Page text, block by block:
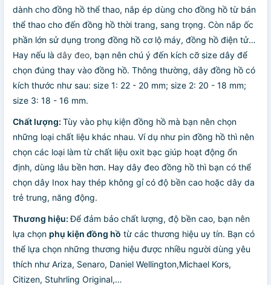
dành cho đồng hồ thể thao, nắp ép dùng cho đồng hồ từ bán
thể thao cho đến đồng hồ thời trang, sang trọng. Còn nắp ốc
phần lớn sử dụng trong đồng hồ cơ lộ máy, đồng hồ điện tử…
Hay nếu là dây đeo, bạn nên chú ý đến kích cỡ size dây để
chọn đúng thay vào đồng hồ. Thông thường, dây đồng hồ có
kích thước như sau: size 1: 22 - 20 mm; size 2: 20 - 18 mm;
size 3: 18 - 16 mm.
Chất lượng: Tùy vào phụ kiện đồng hồ mà bạn nên chọn
những loại chất liệu khác nhau. Ví dụ như pin đồng hồ thì nên
chọn các loại làm từ chất liệu oxit bạc giúp hoạt động ổn
định, dùng lâu bền hơn. Hay dây đeo đồng hồ thì bạn có thể
chọn dây Inox hay thép không gỉ có độ bền cao hoặc dây da
trẻ trung, năng động.
Thương hiệu:Để đảm bảo chất lượng, độ bền cao, bạn nên
lựa chọn phụ kiện đồng hồ từ các thương hiệu uy tín. Bạn có
thể lựa chọn những thương hiệu được nhiều người dùng yêu
thích như Ariza, Senaro, Daniel Wellington,Michael Kors,
Citizen, Stuhrling Original,…